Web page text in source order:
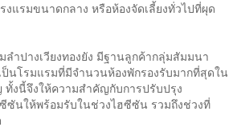
งแรมขนาดกลาง หรือห้องจัดเลี้ยงทั่วไปที่ผุด
ลำปางเวียงทองยัง มีฐานลูกค้ากลุ่มสัมมนา
ป็นโรมแรมที่มีจำนวนห้องพักรองรับมากที่สุดใน
ทั้งนี้จึงให้ความสำคัญกับการปรับปรุง
ซันให้พร้อมรับในช่วงไฮซีซัน รวมถึงช่วงที่